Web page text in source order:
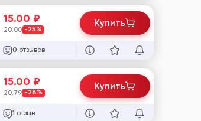
15.00 ₽
20.00 -25%
0 отзывов
Купить
15.00 ₽
20.79 -28%
1 отзыв
Купить